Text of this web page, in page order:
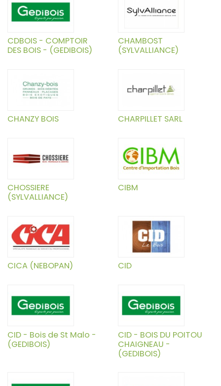
CDBOIS - COMPTOIR
DES BOIS - (GEDIBOIS)
CHAMBOST
(SYLVALLIANCE)
CHANZY BOIS CHARPILLET SARL
CHOSSIERE
(SYLVALLIANCE)
CIBM
CICA (NEBOPAN) CID
CID - Bois de St Malo -
(GEDIBOIS)
CID - BOIS DU POITOU
CHAIGNEAU -
(GEDIBOIS)